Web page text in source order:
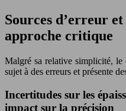
Sources d’erreur
approche critique
Malgré sa relative simplicité, le
sujet à des erreurs et présente
Incertitudes sur les
impact sur la précision